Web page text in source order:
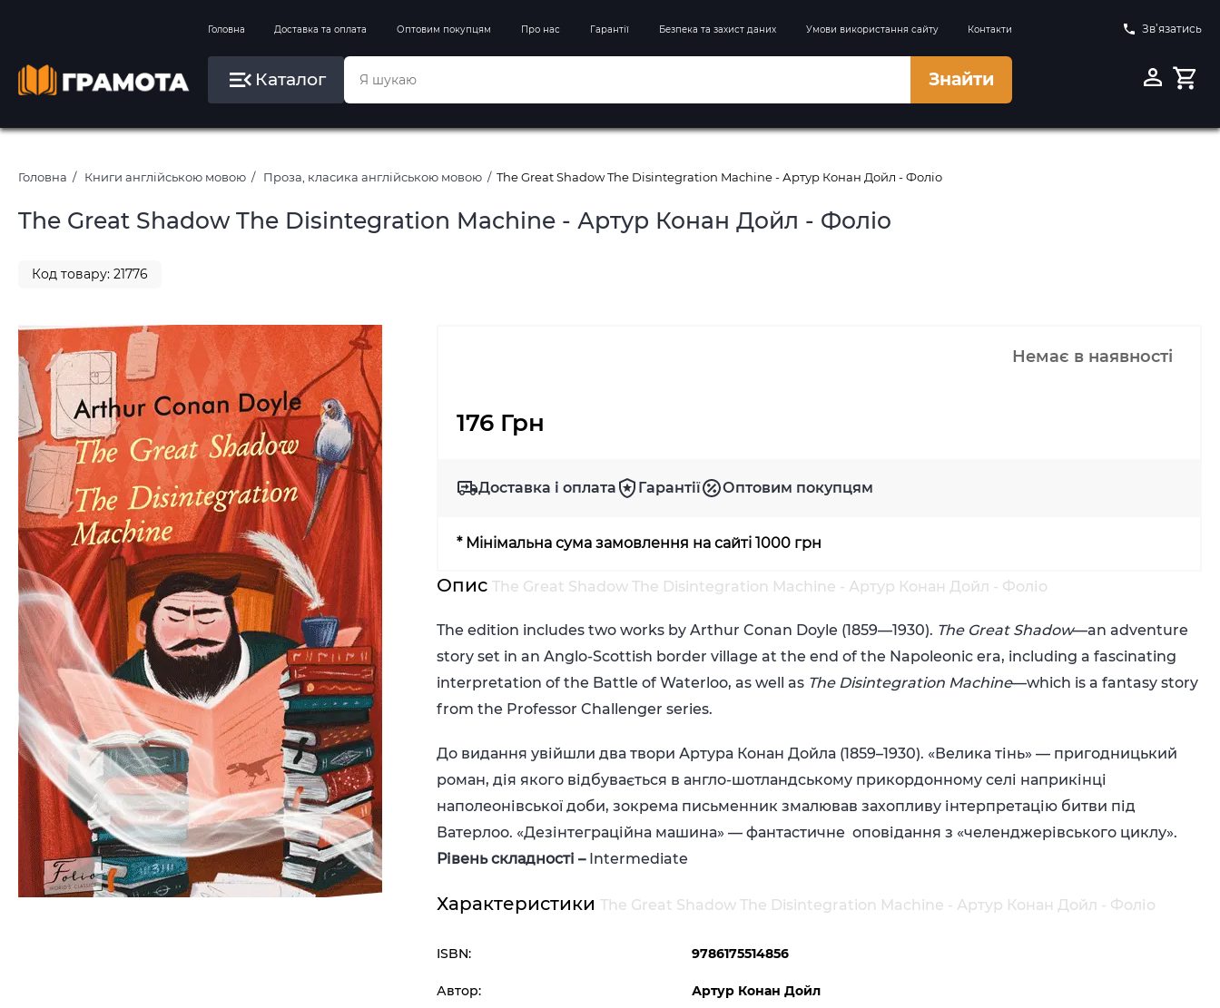
Головна Доставка та оплата Оптовим покупцям Про нас Гарантії Безпека та захист даних Умови використання сайту Контакти Зв’язатись
Каталог Знайти
Вправи на зимові канікули
Літо, пляж, плавання, басейни
Картини за номерами
Головна Книги англійською мовою Проза, класика англійською мовою The Great Shadow The Disintegration Machine - Артур Конан Дойл - Фоліо
The Great Shadow The Disintegration Machine - Артур Конан Дойл - Фоліо
Код товару: 21776
Немає в наявності
176 Грн
Доставка і оплата Гарантії Оптовим покупцям
* Мінімальна сума замовлення на сайті 1000 грн
ОписThe Great Shadow The Disintegration Machine - Артур Конан Дойл - Фоліо
The edition includes two works by Arthur Conan Doyle (1859—1930). The Great Shadow—an adventure
story set in an Anglo-Scottish border village at the end of the Napoleonic era, including a fascinating
interpretation of the Battle of Waterloo, as well as The Disintegration Machine—which is a fantasy story
from the Professor Challenger series.
До видання увійшли два твори Артура Конан Дойла (1859–1930). «Велика тінь» — пригодницький
роман, дія якого відбувається в англо-шотландському прикордонному селі наприкінці
наполеонівської доби, зокрема письменник змалював захопливу інтерпретацію битви під
Ватерлоо. «Дезінтеграційна машина» — фантастичне оповідання з «челенджерівського циклу».
Рівень складності – Intermediate
ХарактеристикиThe Great Shadow The Disintegration Machine - Артур Конан Дойл - Фоліо
ISBN: 9786175514856
Автор: Артур Конан Дойл